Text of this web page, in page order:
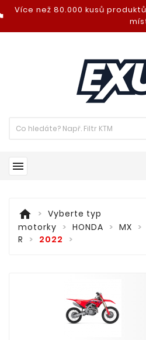
Více než 80.000 kusů

home
Vyberte typ
motorky
HONDA MX
R
2022